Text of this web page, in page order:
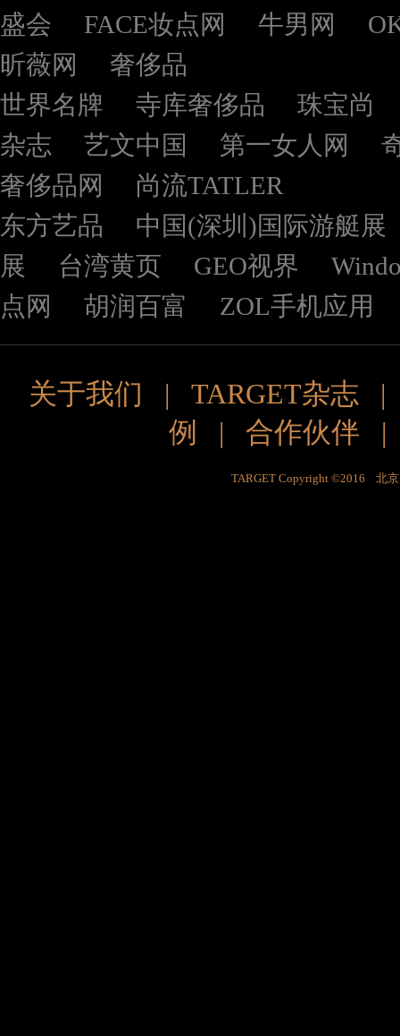
盛会
FACE妆点网 牛男网
昕薇网
奢侈品
世界名牌
寺库奢侈品
珠宝尚
杂志
艺文中国 第一女人网
奢侈品网
尚流TATLER
东方艺品
中国(深圳)国际游艇展
展
台湾黄页 GEO视界
点网
胡润百富 ZOL手机应用
关于我们 | TARGET杂志
例
| 合作伙伴
TARGET Copyright ©2016 北